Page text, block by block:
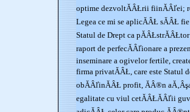
optime dezvoltĂÂŁrii fiinĂÂľei;
Legea ce mi se aplicĂÂŁ sĂÂŁ
Statul de Drept ca
raport de perfecĂÂľionare a
inseminare a ogivelor fertile,
firma privatĂÂŁ, care este Statul
obĂÂľinĂÂŁ profit, ĂÂ®n
egalitate cu viul cetĂÂŁĂÂľii